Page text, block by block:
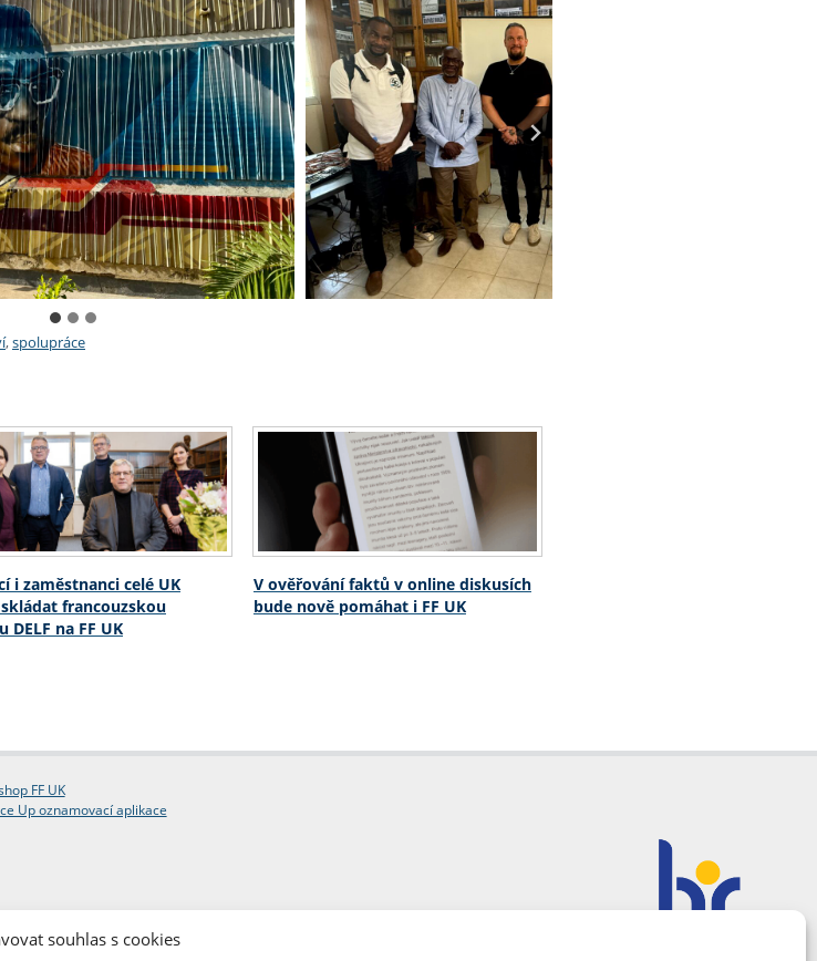
souhlas s cookies
,spolupráce
i zaměstnanci celé UK
francouzskou
DELF na FF UK
V ověřování faktů v online diskusích
bude nově pomáhat i FF UK
FF UK
Up oznamovací aplikace